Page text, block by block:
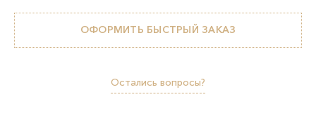
ОФОРМИТЬ БЫСТРЫЙ ЗАКАЗ
Остались вопросы?